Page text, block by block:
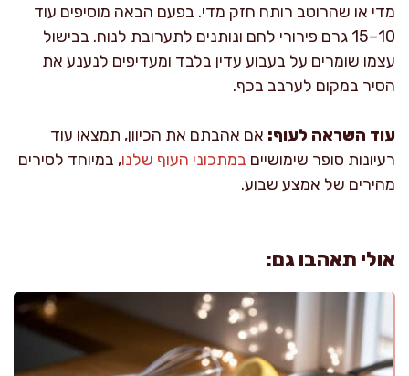
מדי או שהרוטב רותח חזק מדי. בפעם הבאה מוסיפים עוד
10–15 גרם פירורי לחם ונותנים לתערובת לנוח. בבישול
עצמו שומרים על בעבוע עדין בלבד ומעדיפים לנענע את
הסיר במקום לערבב בכף.
עוד השראה לעוף: אם אהבתם את הכיוון, תמצאו עוד
רעיונות סופר שימושיים במתכוני העוף שלנו, במיוחד לסירים
מהירים של אמצע שבוע.
אולי תאהבו גם: